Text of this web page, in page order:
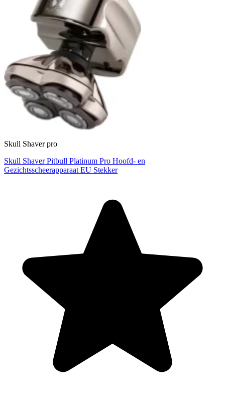
Skull Shaver pro
Skull Shaver Pitbull Platinum Pro Hoofd- en
Gezichtsscheerapparaat EU Stekker